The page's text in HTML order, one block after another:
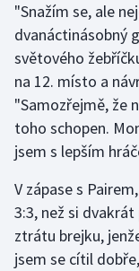
Házená
Jezdectví
Judo
Krasobruslení
Lezení
Lyže a snowboard
"Snažím se, ale
dvanáctinásobný
světového
na 12. místo a
"Samozřejmě, že
toho schopen.
jsem s lepším
V zápase s
3:3, než si
ztrátu brejku,
jsem se cítil